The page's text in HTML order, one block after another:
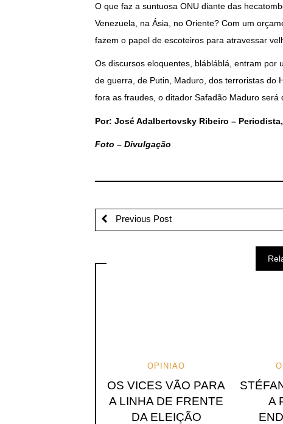
O que faz a suntuosa ONU diante das
Venezuela, na Ásia, no Oriente? Com um
fazem o papel de escoteiros para atravessar
Os discursos eloquentes, blábláblá, entram por
de guerra, de Putin, Maduro, dos terroristas do
fora as fraudes, o ditador Safadão Maduro
Por: José Adalbertovsky Ribeiro –
Foto – Divulgação
Previous Post
OPINIAO
OS VICES VÃO PARA
A LINHA DE FRENTE
DA ELEIÇÃO
A